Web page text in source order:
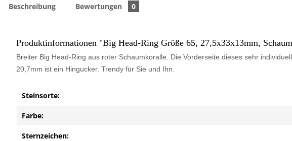
Beschreibung Bewertungen 0
Produktinformationen "Big Head-Ring Größe 65, 27,5x33x13mm,
Breiter Big Head-Ring aus roter Schaumkoralle. Die Vorderseite dieses sehr
20,7mm ist ein Hingucker. Trendy für Sie und Ihn.
Steinsorte:
Farbe:
Sternzeichen: